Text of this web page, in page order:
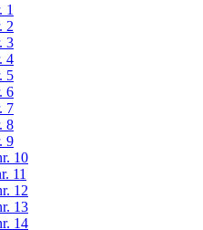
1
2
3
4
5
6
7
8
9
10
11
12
13
14